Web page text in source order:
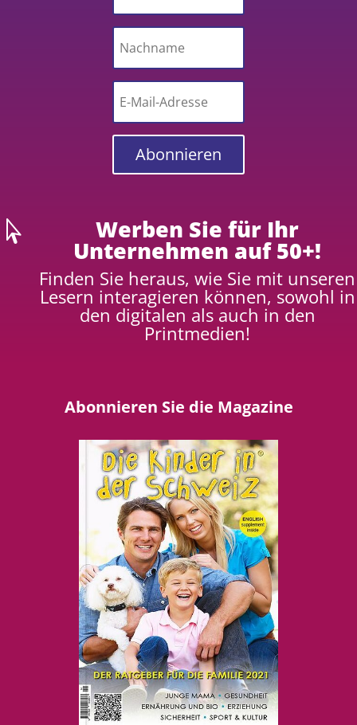
Abonnieren
 Werben Sie für Ihr
Unternehmen auf 50+!
Finden Sie heraus, wie Sie mit unseren
Lesern interagieren können, sowohl in
den digitalen als auch in den
Printmedien!
Abonnieren Sie die Magazine